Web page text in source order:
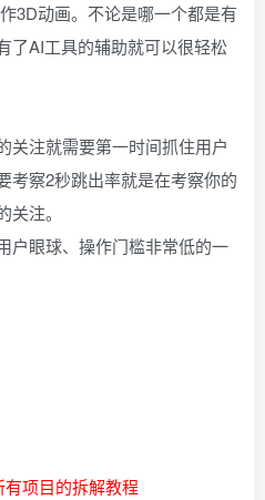
3D动画。不论是哪一个都是有
了AI工具的辅助就可以很轻松
关注就需要第一时间抓住用户
考察2秒跳出率就是在考察你的
注。
户眼球、操作门槛非常低的一
项目的拆解教程